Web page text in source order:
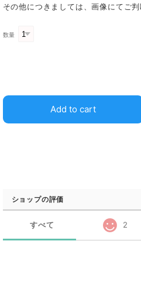
その他につきましては、画像にてご判
数量
Add to cart
ショップの評価
すべて 2